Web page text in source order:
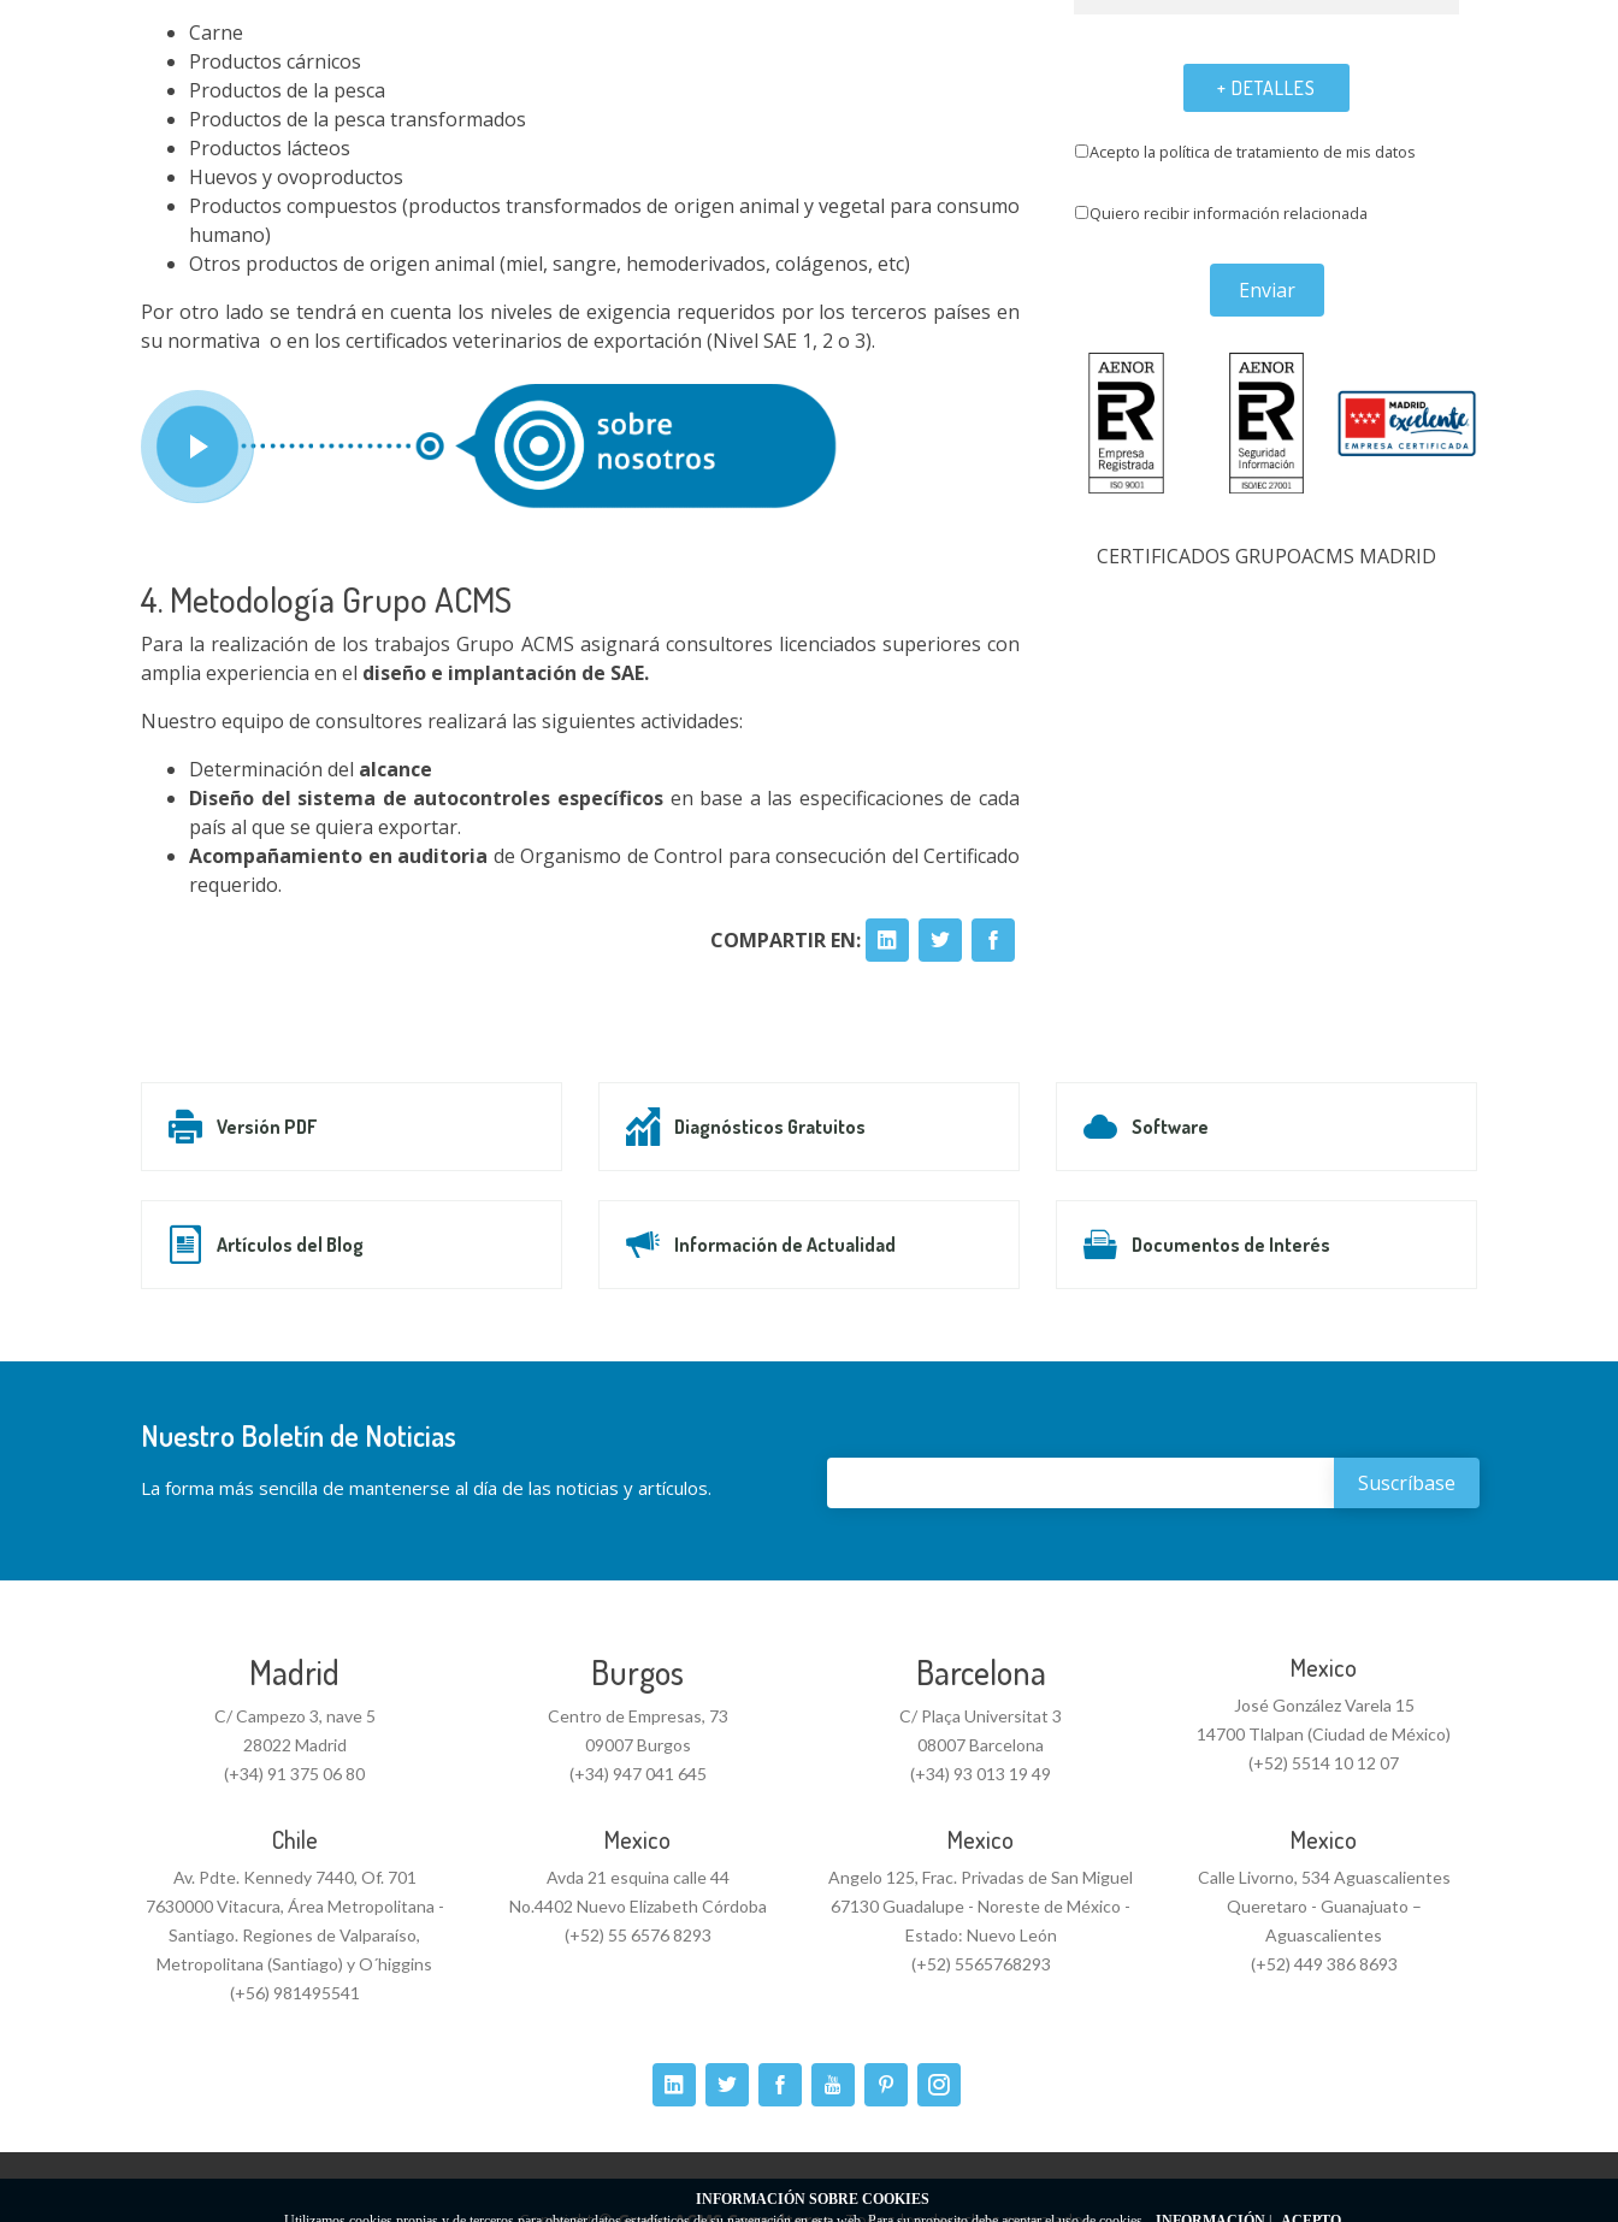
Carne
Productos cárnicos
Productos de la pesca
Productos de la pesca transformados
Productos lácteos
Huevos y ovoproductos
Productos compuestos (productos transformados de origen animal y vegetal para consumo
humano)
Otros productos de origen animal (miel, sangre, hemoderivados, colágenos, etc)
Por otro lado se tendrá en cuenta los niveles de exigencia requeridos por los terceros países en
su normativa o en los certificados veterinarios de exportación (Nivel SAE 1, 2 o 3).
4. Metodología Grupo ACMS
Para la realización de los trabajos Grupo ACMS asignará consultores licenciados superiores con
amplia experiencia en el diseño e implantación de SAE.
Nuestro equipo de consultores realizará las siguientes actividades:
Determinación del alcance
Diseño del sistema de autocontroles específicos en base a las especificaciones de cada
país al que se quiera exportar.
Acompañamiento en auditoria de Organismo de Control para consecución del Certificado
requerido.
COMPARTIR EN:
+ DETALLES
Acepto la política de tratamiento de mis datos
Quiero recibir información relacionada
Enviar
CERTIFICADOS GRUPOACMS MADRID
Versión PDF Diagnósticos Gratuitos Software
Artículos del Blog Información de Actualidad Documentos de Interés
Nuestro Boletín de Noticias
La forma más sencilla de mantenerse al día de las noticias y artículos.
Madrid
C/ Campezo 3, nave 5
28022 Madrid
(+34) 91 375 06 80
Burgos
Centro de Empresas, 73
09007 Burgos
(+34) 947 041 645
Barcelona
C/ Plaça Universitat 3
08007 Barcelona
(+34) 93 013 19 49
Mexico
José González Varela 15
14700 Tlalpan (Ciudad de México)
(+52) 5514 10 12 07
Chile
Av. Pdte. Kennedy 7440, Of. 701
7630000 Vitacura, Área Metropolitana -
Santiago. Regiones de Valparaíso,
Metropolitana (Santiago) y O´higgins
(+56) 981495541
Mexico
Avda 21 esquina calle 44
No.4402 Nuevo Elizabeth Córdoba
(+52) 55 6576 8293
Mexico
Angelo 125, Frac. Privadas de San Miguel
67130 Guadalupe - Noreste de México -
Estado: Nuevo León
(+52) 5565768293
Mexico
Calle Livorno, 534 Aguascalientes
Queretaro - Guanajuato –
Aguascalientes
(+52) 449 386 8693
INFORMACIÓN SOBRE COOKIES